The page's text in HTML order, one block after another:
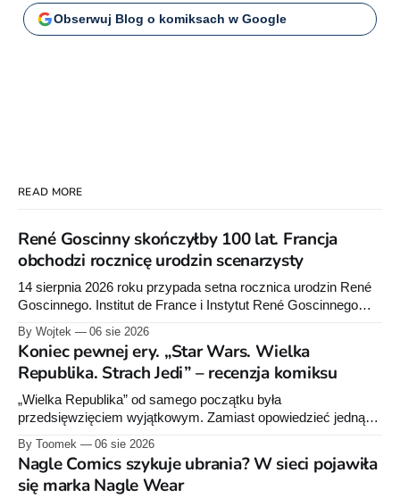
Obserwuj Blog o komiksach w Google
READ MORE
René Goscinny skończyłby 100 lat. Francja
obchodzi rocznicę urodzin scenarzysty
14 sierpnia 2026 roku przypada setna rocznica urodzin René
Goscinnego. Institut de France i Instytut René Goscinnego
Ory’ego i Catel.
By Wojtek 06 sie 2026
Koniec pewnej ery. „Star Wars. Wielka
Republika. Strach Jedi” – recenzja komiksu
„Wielka Republika” od samego początku była
przedsięwzięciem wyjątkowym. Zamiast opowiedzieć jedną
zdecydował się stworzyć rozbudowany projekt wydawniczy
obejmujący powieści dla dorosłych, młodzieży i młodszych
czytelników, komiksy Marvela i Dark Horse'a, słuchowiska
By Toomek 06 sie 2026
Nagle Comics szykuje ubrania? W sieci pojawiła
się marka Nagle Wear